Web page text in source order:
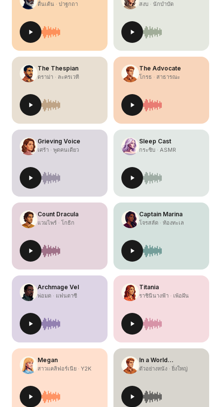
ตื่นเต้น · ปาฐกถา สงบ · นักบำบัด
The Thespian
ดราม่า · ละครเวที
The Advocate
โกรธ · สาธารณะ
Grieving Voice
เศร้า · พูดคนเดียว
Sleep Cast
กระซิบ · ASMR
Count Dracula
แวมไพร์ · โกธิก
Captain Marina
โจรสลัด · ท้องทะเล
Archmage Vel
พ่อมด · แฟนตาซี
Titania
ราชินีนางฟ้า · เพ้อฝัน
Megan
สาวแคลิฟอร์เนีย · Y2K
In a World…
ตัวอย่างหนัง · ยิ่งใหญ่